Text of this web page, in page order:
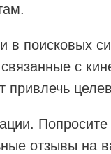
в поисковых
с
отзывы на